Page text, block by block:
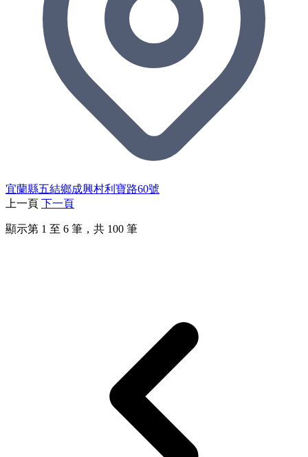
宜蘭縣五結鄉成興村利寶路60號
上一頁 下一頁
顯示第 1 至 6 筆，共 100 筆